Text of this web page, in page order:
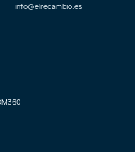
info@elrecambio.es